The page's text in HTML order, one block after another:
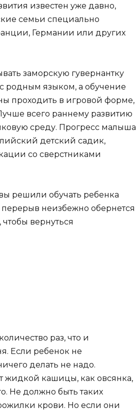
известен уже давно,
семьи специально
Германии или других
заморскую гувернантку
родным языком, а обучение
проходить в игровой форме,
всего раннему развитию
среду. Прогресс малыша
детский садик,
со сверстниками
решили обучать ребенка
неизбежно обернется
вернуться
раз, что и
Если ребенок не
делать не надо.
жидкой кашицы, как овсянка,
Не должно быть таких
крови. Но если они